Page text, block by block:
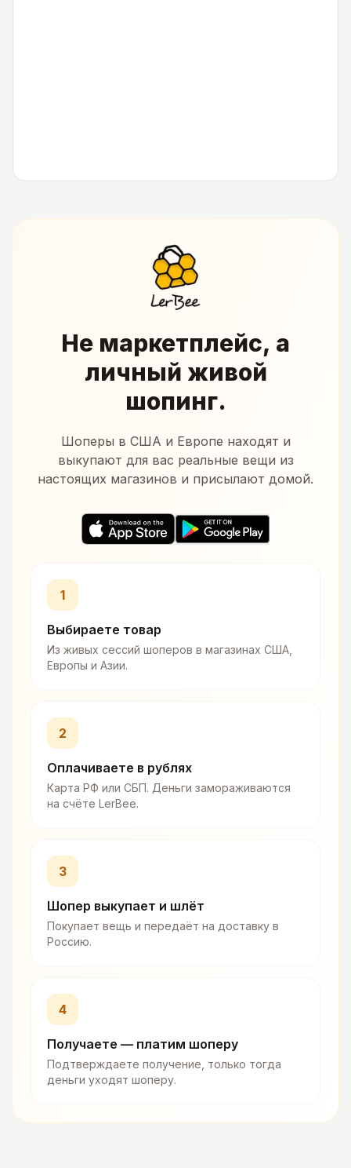
Не маркетплейс, а
личный живой
шопинг.
Шоперы в США и Европе находят и
выкупают для вас реальные вещи из
настоящих магазинов и присылают домой.
1
Выбираете товар
Из живых сессий шоперов в магазинах США,
Европы и Азии.
2
Оплачиваете в рублях
Карта РФ или СБП. Деньги замораживаются
на счёте LerBee.
3
Шопер выкупает и шлёт
Покупает вещь и передаёт на доставку в
Россию.
4
Получаете — платим шоперу
Подтверждаете получение, только тогда
деньги уходят шоперу.